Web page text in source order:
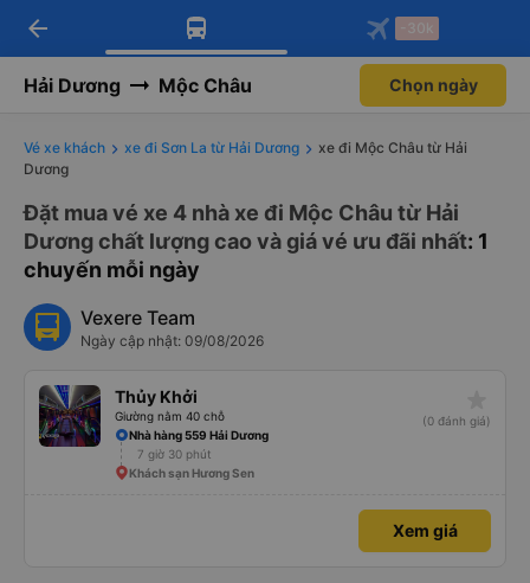
Tải app Vexere ngay!
Nhận ưu đãi thành viên độc
Mở app
Tải app Vexere
-30k/ghế khi đặt vé máy bay qua
Mở app
arrow_back -30k
Hải Dương Mộc Châu Chọn ngày
Vé xe khách xe đi Sơn La từ Hải Dương
xe đi Mộc Châu từ Hải
Dương
Đặt mua vé xe 4 nhà xe đi Mộc Châu từ Hải
Dương chất lượng cao và giá vé ưu đãi nhất: 1
chuyến mỗi ngày
Vexere Team
Ngày cập nhật: 09/08/2026
Thủy Khởi
Giường nằm 40 chỗ
(0 đánh giá)
Nhà hàng 559 Hải Dương
7 giờ 30 phút
Khách sạn Hương Sen
Xem giá